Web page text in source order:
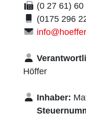
(0 27 61) 60
(0175 296
Höffer
Inhaber: